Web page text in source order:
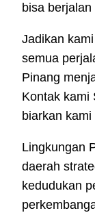
bisa
Jadikan
semua
Pinang
Kontak kami
biarkan
Lingkungan
daerah
kedudukan